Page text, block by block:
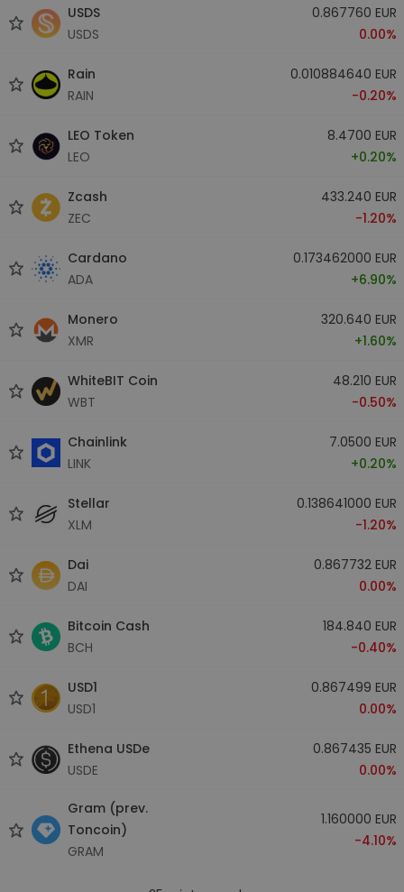
USDS
USDS
0.867760 EUR
0.00%
Rain
RAIN
0.010884640 EUR
-0.20%
LEO Token
LEO
8.4700 EUR
+0.20%
Zcash
ZEC
433.240 EUR
-1.20%
Cardano
ADA
0.173462000 EUR
+6.90%
Monero
XMR
320.640 EUR
+1.60%
WhiteBIT Coin
WBT
48.210 EUR
-0.50%
Chainlink
LINK
7.0500 EUR
+0.20%
Stellar
XLM
0.138641000 EUR
-1.20%
Dai
DAI
0.867732 EUR
0.00%
Bitcoin Cash
BCH
184.840 EUR
-0.40%
USD1
USD1
0.867499 EUR
0.00%
Ethena USDe
USDE
0.867435 EUR
0.00%
Gram (prev.
Toncoin)
GRAM
1.160000 EUR
-4.10%